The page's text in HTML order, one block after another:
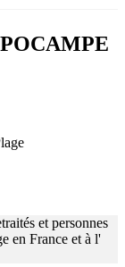
et personnes
en France et à l'